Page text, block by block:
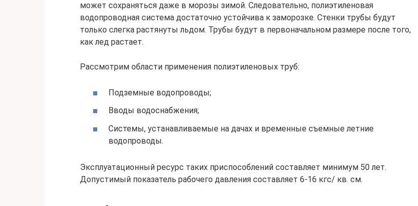
может сохраняться даже в морозы зимой. Следовательно, полиэтиленовая
водопроводная система достаточно устойчива к заморозке. Стенки трубы будут
только слегка растянуты льдом. Трубы будут в первоначальном размере после того,
как лед растает.
Рассмотрим области применения полиэтиленовых труб:
Подземные водопроводы;
Вводы водоснабжения;
Системы, устанавливаемые на дачах и временные съемные летние
водопроводы.
Эксплуатационный ресурс таких приспособлений составляет минимум 50 лет.
Допустимый показатель рабочего давления составляет 6-16 кгс/ кв. см.